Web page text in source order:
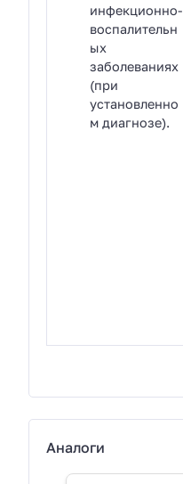
инфекционно-
воспалительн
ых
заболеваниях
(при
установленно
м диагнозе).
Аналоги